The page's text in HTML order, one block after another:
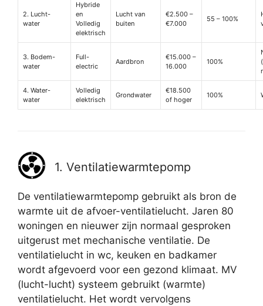
2. Lucht-
water
Hybride
en
Volledig
elektrisch
Lucht van
buiten
€2.500 –
€7.000
55 – 100%
3. Bodem-
water
Full-
electric
Aardbron
€15.000 –
16.000
100%
4. Water-
water
Volledig
elektrisch
Grondwater
€18.500
of hoger
100%
1. Ventilatiewarmtepomp
De ventilatiewarmtepomp gebruikt als bron de
warmte uit de afvoer-ventilatielucht. Jaren 80
woningen en nieuwer zijn normaal gesproken
uitgerust met mechanische ventilatie. De
ventilatielucht in wc, keuken en badkamer
wordt afgevoerd voor een gezond klimaat. MV
(lucht-lucht) systeem gebruikt (warmte)
ventilatielucht. Het wordt vervolgens